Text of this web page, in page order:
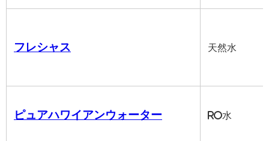
フレシャス 天然水
ピュアハワイアンウォーター RO水